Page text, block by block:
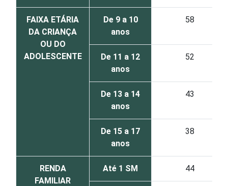
FAIXA ETÁRIA
DA CRIANÇA
OU DO
ADOLESCENTE
De 9 a 10
anos
58
De 11 a 12
anos
52
De 13 a 14
anos
43
De 15 a 17
anos
38
RENDA
FAMILIAR
Até 1 SM 44